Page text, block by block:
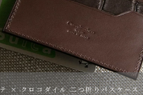
× クロコダイル 二つ折りパスケース